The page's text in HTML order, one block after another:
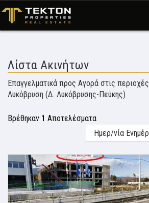
Λίστα Ακινήτων
Επαγγελματικά προς Αγορά στις περιοχές
Λυκόβρυση (Δ. Λυκόβρυσης-Πεύκης)
Βρέθηκαν 1 Αποτελέσματα